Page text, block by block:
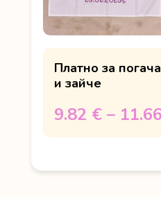
Платно за
и зайче
9.82 € –